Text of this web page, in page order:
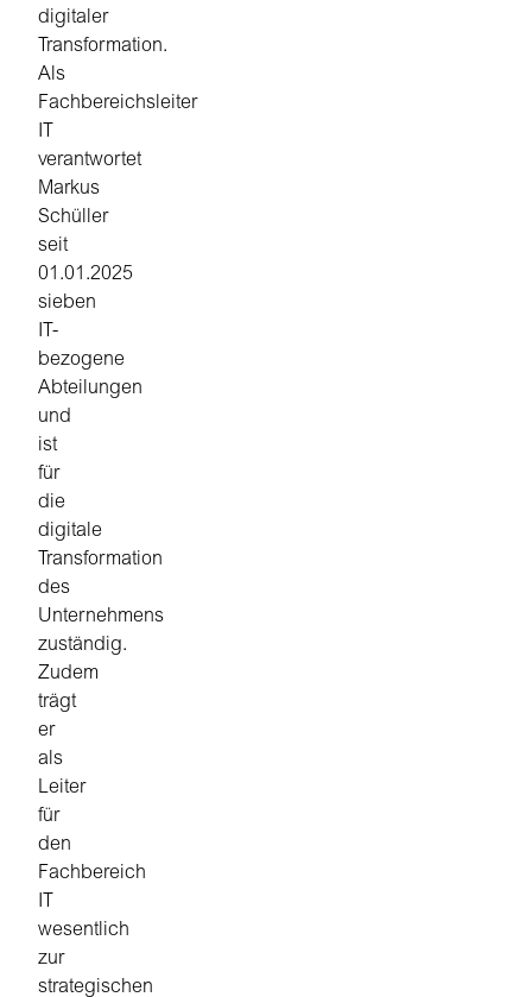
digitaler
Transformation.
Als
Fachbereichsleiter
verantwortet
Markus
Schüller
seit
01.01.2025
sieben
IT-
bezogene
Abteilungen
und
ist
für
die
digitale
Transformation
des
Unternehmens
zuständig.
Zudem
trägt
er
als
Leiter
für
den
Fachbereich
wesentlich
zur
strategischen